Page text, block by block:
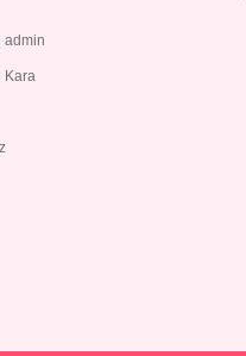
admin
Kara